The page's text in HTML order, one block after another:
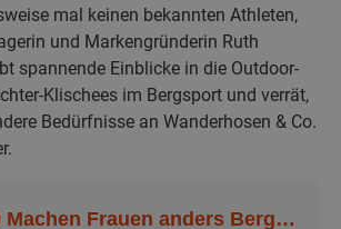
mal keinen bekannten Athleten,
und Markengründerin Ruth
spannende Einblicke in die Outdoor-
Klischees im Bergsport und verrät,
Bedürfnisse an Wanderhosen & Co.